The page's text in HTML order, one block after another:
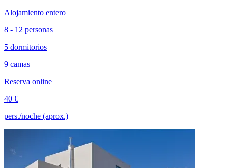
Alojamiento entero
8 - 12 personas
5 dormitorios
9 camas
Reserva online
40 €
pers./noche (aprox.)